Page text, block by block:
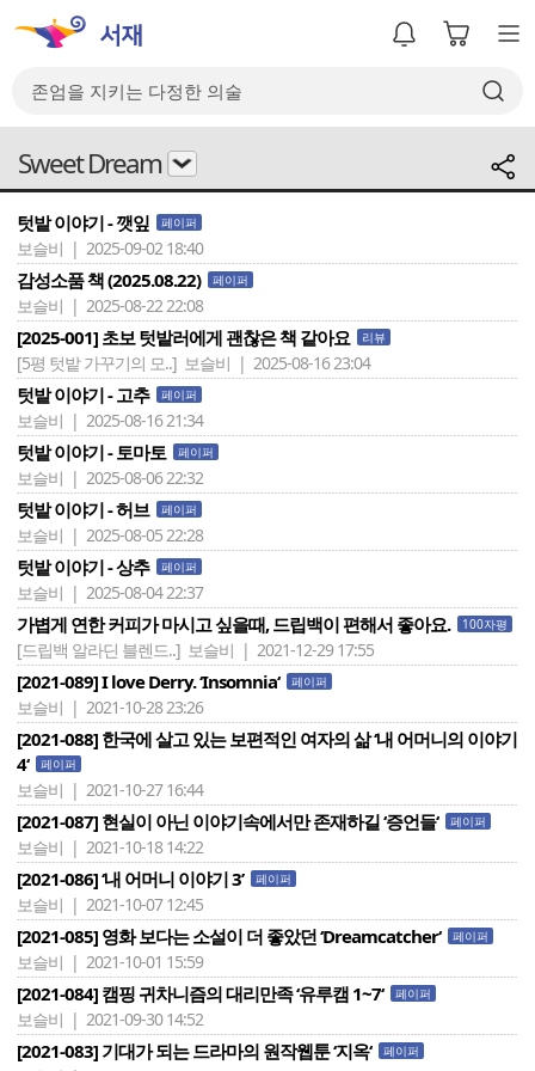
Sweet Dream
텃밭 이야기 - 깻잎 페이퍼
보슬비 | 2025-09-02 18:40
감성소품 책 (2025.08.22) 페이퍼
보슬비 | 2025-08-22 22:08
[2025-001] 초보 텃밭러에게 괜찮은 책 같아요 리뷰
[5평 텃밭 가꾸기의 모..] 보슬비 | 2025-08-16 23:04
텃밭 이야기 - 고추 페이퍼
보슬비 | 2025-08-16 21:34
텃밭 이야기 - 토마토 페이퍼
보슬비 | 2025-08-06 22:32
텃밭 이야기 - 허브 페이퍼
보슬비 | 2025-08-05 22:28
텃밭 이야기 - 상추 페이퍼
보슬비 | 2025-08-04 22:37
가볍게 연한 커피가 마시고 싶을때, 드립백이 편해서 좋아요. 100자평
[드립백 알라딘 블렌드..] 보슬비 | 2021-12-29 17:55
[2021-089] I love Derry. ‘Insomnia‘ 페이퍼
보슬비 | 2021-10-28 23:26
[2021-088] 한국에 살고 있는 보편적인 여자의 삶 ‘내 어머니의 이야기
4‘
페이퍼
보슬비 | 2021-10-27 16:44
[2021-087] 현실이 아닌 이야기속에서만 존재하길 ‘증언들‘ 페이퍼
보슬비 | 2021-10-18 14:22
[2021-086] ‘내 어머니 이야기 3’ 페이퍼
보슬비 | 2021-10-07 12:45
[2021-085] 영화 보다는 소설이 더 좋았던 ‘Dreamcatcher‘ 페이퍼
보슬비 | 2021-10-01 15:59
[2021-084] 캠핑 귀차니즘의 대리만족 ‘유루캠 1~7‘ 페이퍼
보슬비 | 2021-09-30 14:52
[2021-083] 기대가 되는 드라마의 원작웹툰 ‘지옥‘ 페이퍼